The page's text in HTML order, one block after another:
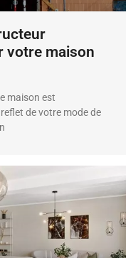
votre maison
maison est
de votre mode de